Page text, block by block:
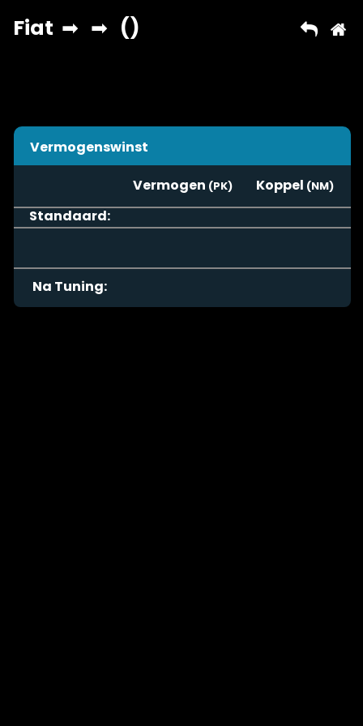
Vermogenswinst
Vermogen
Koppel
Standaard:
Na Tuning: